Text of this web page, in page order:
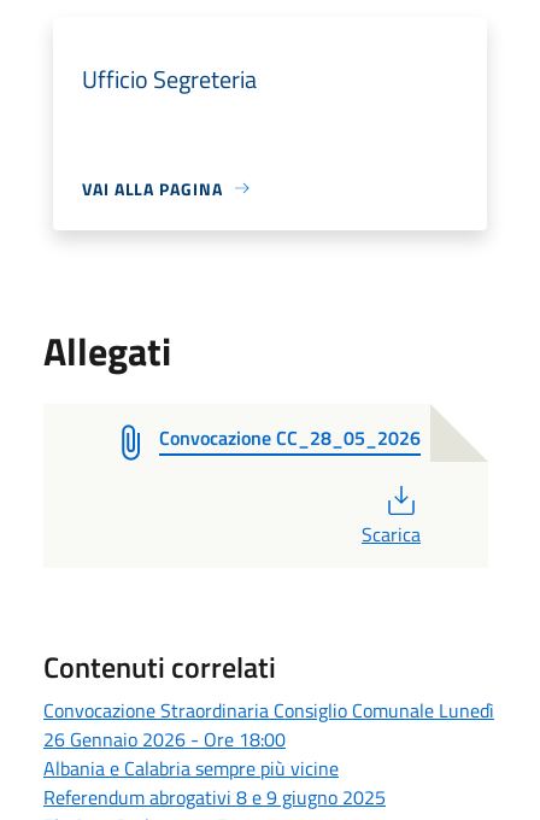
Ufficio Segreteria
VAI ALLA PAGINA
Allegati
Convocazione CC_28_05_2026
Scarica
Contenuti correlati
Convocazione Straordinaria Consiglio Comunale Lunedì
26 Gennaio 2026 - Ore 18:00
Albania e Calabria sempre più vicine
Referendum abrogativi 8 e 9 giugno 2025